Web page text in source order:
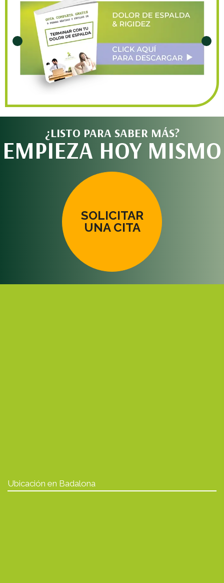
¿LISTO PARA SABER MÁS?
EMPIEZA HOY MISMO
SOLICITAR
UNA CITA
Ubicación en Badalona